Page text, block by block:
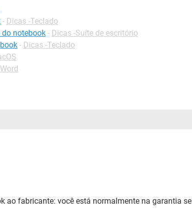
- Dicas -Teclado
notebook - Dicas -Suíte de escritório
- Dicas -Teclado
ao fabricante: você está normalmente na garantia se